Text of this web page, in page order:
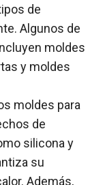
de
Algunos de
moldes
y moldes
moldes para
de
silicona y
su
Además,